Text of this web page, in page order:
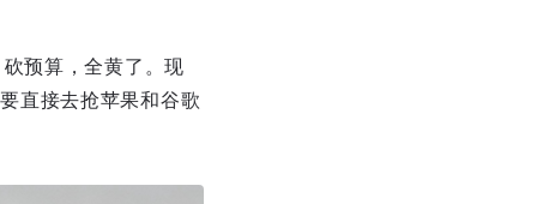
预算，全黄了。现
直接去抢苹果和谷歌